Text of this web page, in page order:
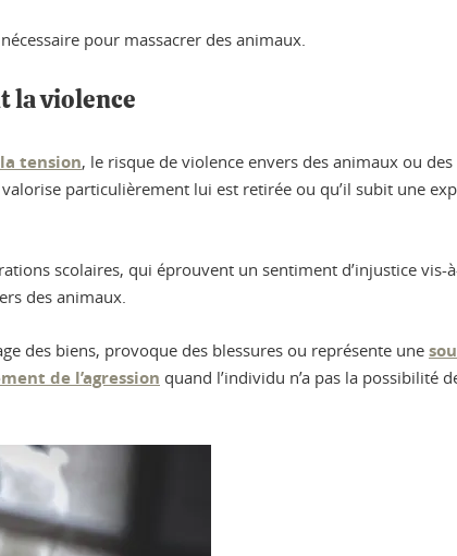
pour massacrer des animaux.
la violence
tension, le risque de violence envers des animaux ou
valorise particulièrement lui est retirée ou qu’il subit une
scolaires, qui éprouvent un sentiment d’injustice
des animaux.
des biens, provoque des blessures ou représente une
de l’agression quand l’individu n’a pas la possibilité